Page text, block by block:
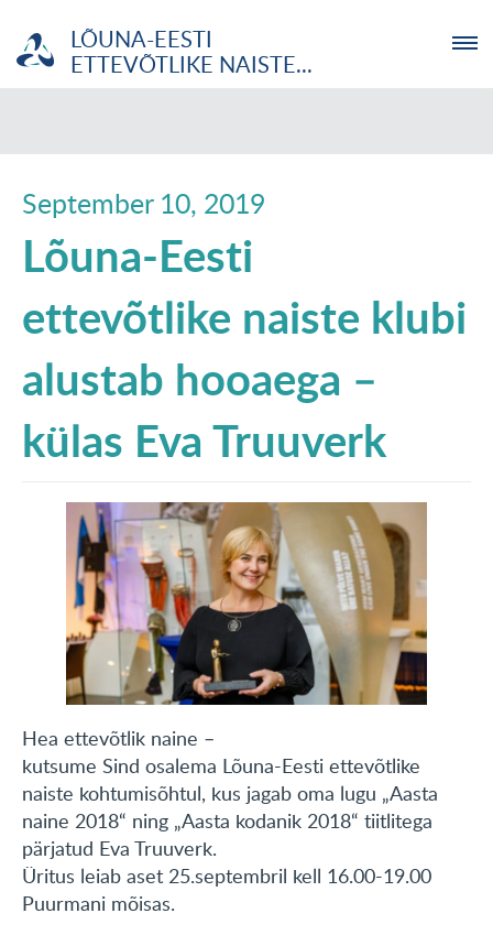
LÕUNA-EESTI
ETTEVÕTLIKE NAISTE...
NOORTELABOR
INVESTOR
TUTVUSTUS
UUDISED
KONTAKT
English
September 10, 2019
Lõuna-Eesti
ettevõtlike naiste klubi
alustab hooaega –
külas Eva Truuverk
Hea ettevõtlik naine –
kutsume Sind osalema Lõuna-Eesti ettevõtlike
naiste kohtumisõhtul, kus jagab oma lugu „Aasta
naine 2018“ ning „Aasta kodanik 2018“ tiitlitega
pärjatud Eva Truuverk.
Üritus leiab aset 25.septembril kell 16.00-19.00
Puurmani mõisas.